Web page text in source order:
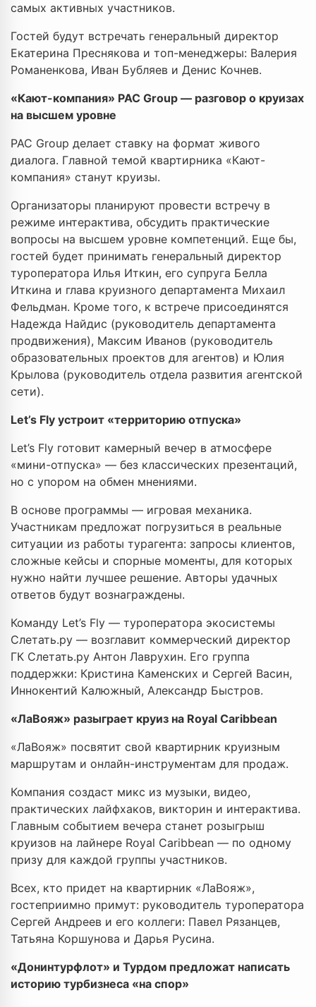
самых активных участников.
Гостей будут встречать генеральный директор
Екатерина Преснякова и топ-менеджеры: Валерия
Романенкова, Иван Бубляев и Денис Кочнев.
«Кают-компания» PAC Group — разговор о круизах
на высшем уровне
PAC Group делает ставку на формат живого
диалога. Главной темой квартирника «Кают-
компания» станут круизы.
Организаторы планируют провести встречу в
режиме интерактива, обсудить практические
вопросы на высшем уровне компетенций. Еще бы,
гостей будет принимать генеральный директор
туроператора Илья Иткин, его супруга Белла
Иткина и глава круизного департамента Михаил
Фельдман. Кроме того, к встрече присоединятся
Надежда Найдис (руководитель департамента
продвижения), Максим Иванов (руководитель
образовательных проектов для агентов) и Юлия
Крылова (руководитель отдела развития агентской
сети).
Let’s Fly устроит «территорию отпуска»
Let’s Fly готовит камерный вечер в атмосфере
«мини-отпуска» — без классических презентаций,
но с упором на обмен мнениями.
В основе программы — игровая механика.
Участникам предложат погрузиться в реальные
ситуации из работы турагента: запросы клиентов,
сложные кейсы и спорные моменты, для которых
нужно найти лучшее решение. Авторы удачных
ответов будут вознаграждены.
Команду Let’s Fly — туроператора экосистемы
Слетать.ру — возглавит коммерческий директор
ГК Слетать.ру Антон Лаврухин. Его группа
поддержки: Кристина Каменских и Сергей Васин,
Иннокентий Калюжный, Александр Быстров.
«ЛаВояж» разыграет круиз на Royal Caribbean
«ЛаВояж» посвятит свой квартирник круизным
маршрутам и онлайн-инструментам для продаж.
Компания создаст микс из музыки, видео,
практических лайфхаков, викторин и интерактива.
Главным событием вечера станет розыгрыш
круизов на лайнере Royal Caribbean — по одному
призу для каждой группы участников.
Всех, кто придет на квартирник «ЛаВояж»,
гостеприимно примут: руководитель туроператора
Сергей Андреев и его коллеги: Павел Рязанцев,
Татьяна Коршунова и Дарья Русина.
«Донинтурфлот» и Турдом предложат написать
историю турбизнеса «на спор»